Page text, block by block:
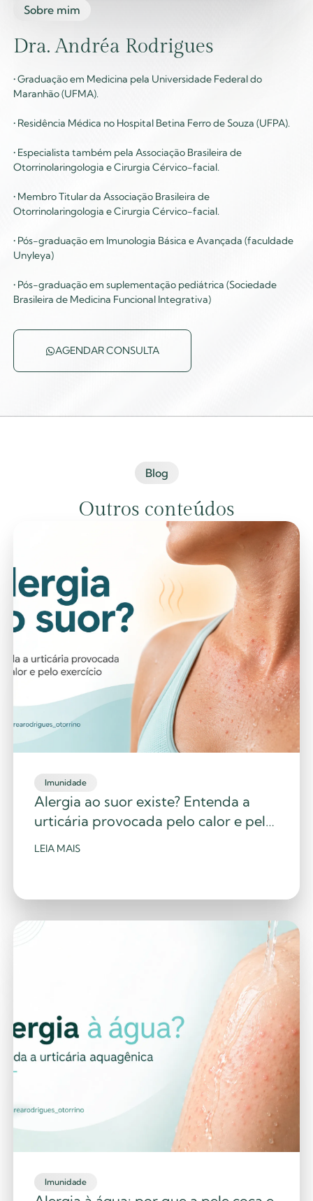
Sobre mim
Dra. Andréa Rodrigues
• Graduação em Medicina pela Universidade Federal do
Maranhão (UFMA).
• Residência Médica no Hospital Betina Ferro de Souza (UFPA).
• Especialista também pela Associação Brasileira de
Otorrinolaringologia e Cirurgia Cérvico-facial.
• Membro Titular da Associação Brasileira de
Otorrinolaringologia e Cirurgia Cérvico-facial.
• Pós-graduação em Imunologia Básica e Avançada (faculdade
Unyleya)
• Pós-graduação em suplementação pediátrica (Sociedade
Brasileira de Medicina Funcional Integrativa)
AGENDAR CONSULTA
Blog
Outros conteúdos
Imunidade
Alergia ao suor existe? Entenda a
urticária provocada pelo calor e pelo
exercício
LEIA MAIS
Imunidade